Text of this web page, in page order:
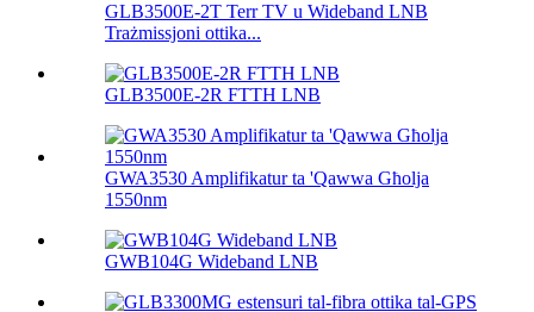
GLB3500E-2T Terr TV u Wideband LNB
Trażmissjoni ottika...
GLB3500E-2R FTTH LNB
GWA3530 Amplifikatur ta 'Qawwa Għolja
1550nm
GWB104G Wideband LNB